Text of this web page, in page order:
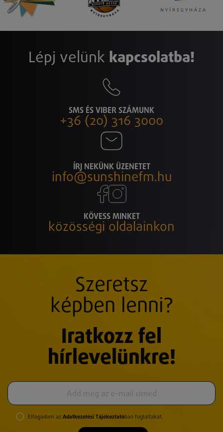
Lépj velünk kapcsolatba!
SMS ÉS VIBER SZÁMUNK
+36 (20) 316 3000
ÍRJ NEKÜNK ÜZENETET
info@sunshinefm.hu
KÖVESS MINKET
közösségi oldalainkon
Szeretsz
képben lenni?
Iratkozz fel
hírlevelünkre!
Elfogadom az Adatkezelési Tájékoztatóban foglaltakat.